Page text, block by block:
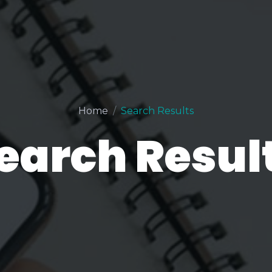
Home Search Results